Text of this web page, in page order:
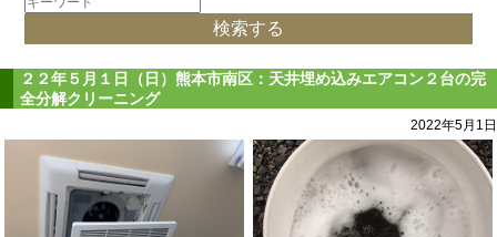
２２年５月１日（日）熊本市南区：天井埋め込みエアコン２台の完
全分解クリーニング
2022年5月1日